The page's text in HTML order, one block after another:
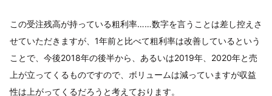
この受注残高が持っている粗利率……数字を言うことは差し控えさ
せていただきますが、1年前と比べて粗利率は改善しているという
ことで、今後2018年の後半から、あるいは2019年、2020年と売
上が立ってくるものですので、ボリュームは減っていますが収益
性は上がってくるだろうと考えております。